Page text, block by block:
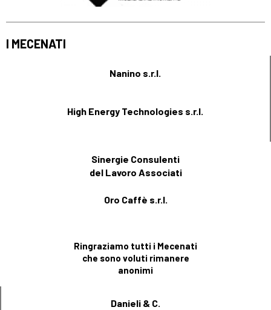
I MECENATI
Nanino s.r.l.
High Energy Technologies s.r.l.
Sinergie Consulenti
del Lavoro Associati
Oro Caffè s.r.l.
Ringraziamo tutti i Mecenati
che sono voluti rimanere
anonimi
Danieli & C.